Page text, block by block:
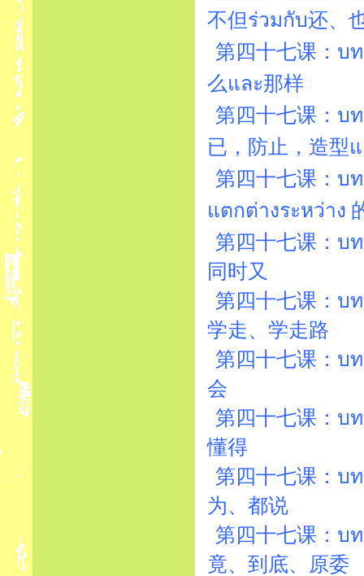
不但ร่วมกับ还、
第四十七课：บ
么และ那样
第四十七课：บ
已，防止，造型
第四十七课：บ
แตกต่างระหว่าง
第四十七课：บ
同时又
第四十七课：บ
学走、学走路
第四十七课：บ
会
第四十七课：บ
懂得
第四十七课：บ
为、都说
第四十七课：บ
竟、到底、原委